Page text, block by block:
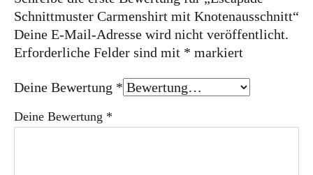
Schnittmuster Carmenshirt mit Knotenausschnitt“
Deine E-Mail-Adresse wird nicht veröffentlicht.
Erforderliche Felder sind mit * markiert
Deine Bewertung *
Deine Bewertung *